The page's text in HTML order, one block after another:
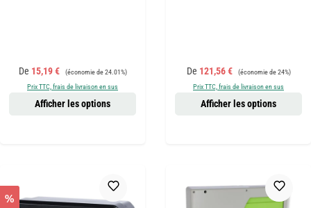
Prix de vente :
De 15,19 € Prix régulier :
(économie de 24.01%)
Prix TTC, frais de livraison en sus
Afficher les options
Prix de vente :
De 121,56 € Prix régulier :
(économie de 24%)
Prix TTC, frais de livraison en sus
Afficher les options
%